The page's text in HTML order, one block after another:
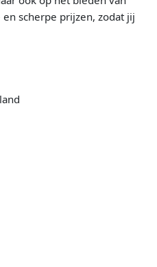
scherpe prijzen, zodat jij